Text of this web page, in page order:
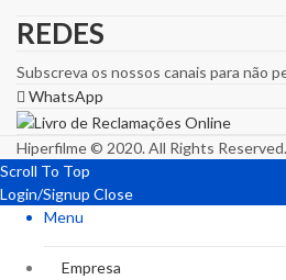
REDES
Subscreva os nossos canais para não
WhatsApp
Hiperfilme © 2020. All Rights Reserved.
Scroll To Top
Login/Signup Close
Menu
Empresa